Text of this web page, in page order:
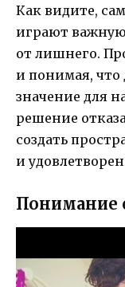
Как видите,
играют важную
от лишнего.
и понимая, что
значение для
решение
создать
и
Понимание